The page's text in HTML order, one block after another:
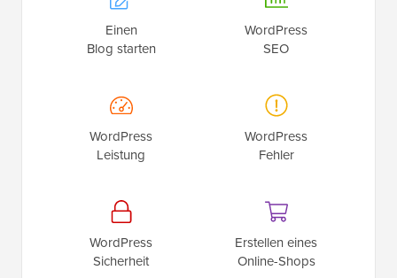
Einen
Blog starten
WordPress
SEO
WordPress
Leistung
WordPress
Fehler
WordPress
Sicherheit
Erstellen eines
Online-Shops